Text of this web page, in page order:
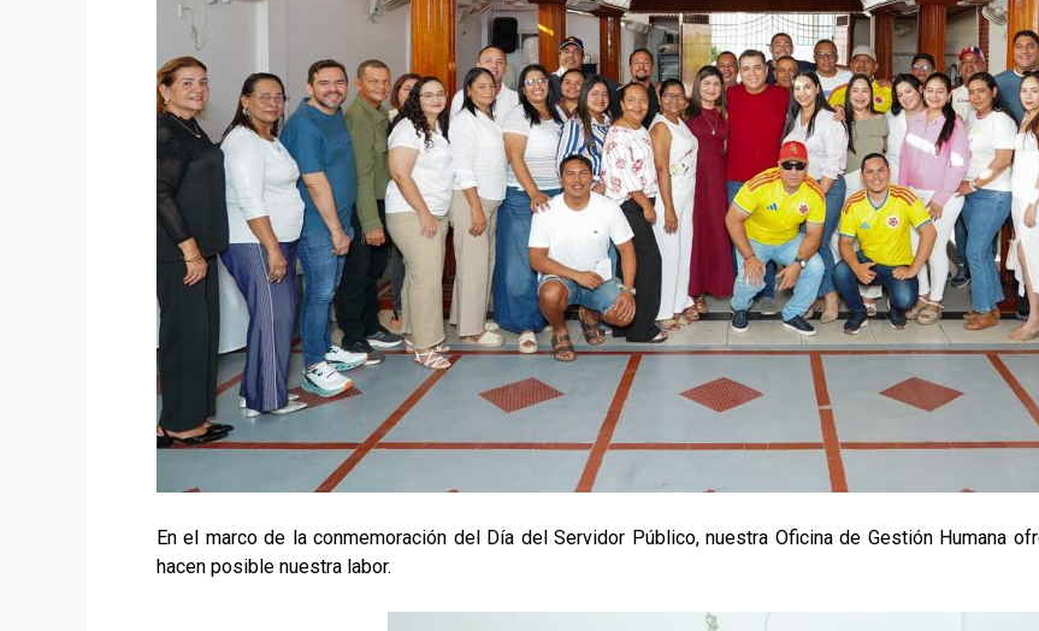
En el marco de la conmemoración del Día del Servidor Público, nuestra Oficina de Gestión Humana
hacen posible nuestra labor.